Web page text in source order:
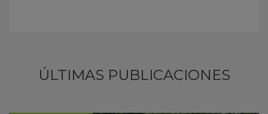
ÚLTIMAS PUBLICACIONES